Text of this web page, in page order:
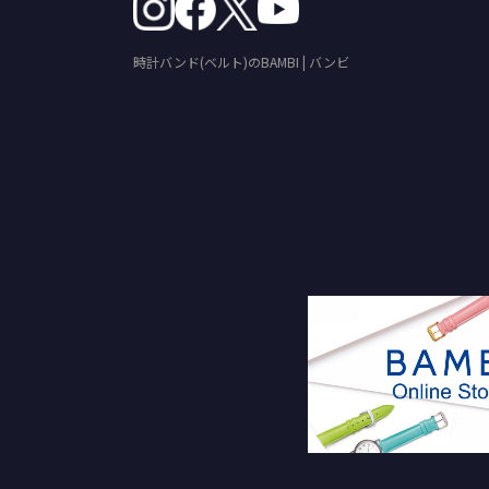
時計バンド(ベルト)のBAMBI | バンビ